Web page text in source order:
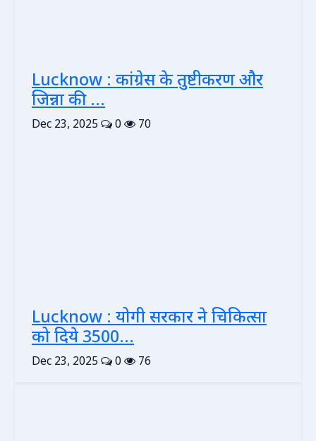
Lucknow : कांग्रेस के तुष्टीकरण और
जिन्ना की ...
Dec 23, 2025 0 70
Lucknow : योगी सरकार ने चिकित्सा
को दिये 3500...
Dec 23, 2025 0 76